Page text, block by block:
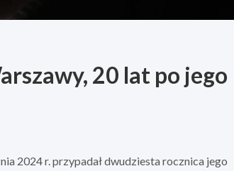
20 lat po jego
2024 r. przypadał dwudziesta rocznica jego